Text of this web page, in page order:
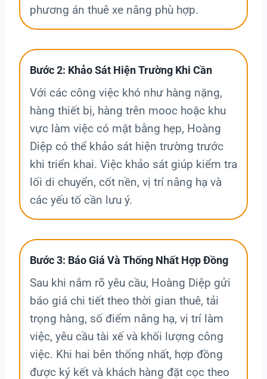
phương án thuê xe nâng phù hợp.
Bước 2: Khảo Sát Hiện Trường Khi Cần
Với các công việc khó như hàng nặng,
hàng thiết bị, hàng trên mooc hoặc khu
vực làm việc có mặt bằng hẹp, Hoàng
Diệp có thể khảo sát hiện trường trước
khi triển khai. Việc khảo sát giúp kiểm tra
lối di chuyển, cốt nền, vị trí nâng hạ và
các yếu tố cần lưu ý.
Bước 3: Báo Giá Và Thống Nhất Hợp Đồng
Sau khi nắm rõ yêu cầu, Hoàng Diệp gửi
báo giá chi tiết theo thời gian thuê, tải
trọng hàng, số điểm nâng hạ, vị trí làm
việc, yêu cầu tài xế và khối lượng công
việc. Khi hai bên thống nhất, hợp đồng
được ký kết và khách hàng đặt cọc theo